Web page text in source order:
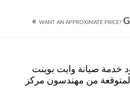
خدمة صيانة وايت بوينت
من مهندسون مركز
مركز صيانة وايت بوينت المنوفية